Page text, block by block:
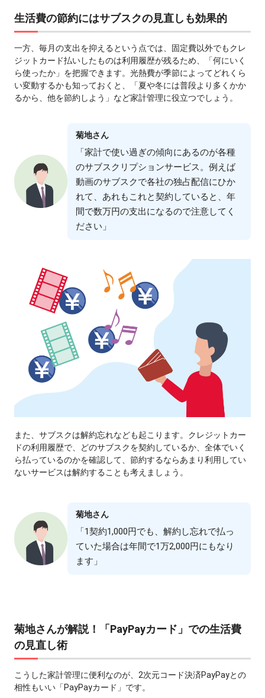
⽣活費の節約にはサブスクの⾒直しも効果的
⼀⽅、毎⽉の⽀出を抑えるという点では、固定費以外でもクレ
ジットカード払いしたものは利⽤履歴が残るため、「何にいく
ら使ったか」を把握できます。光熱費が季節によってどれくら
い変動するかも知っておくと、「夏や冬には普段より多くかか
るから、他を節約しよう」など家計管理に役⽴つでしょう。
菊地さん
「家計で使い過ぎの傾向にあるのが各種
のサブスクリプションサービス。例えば
動画のサブスクで各社の独占配信にひか
れて、あれもこれと契約していると、年
間で数万円の⽀出になるので注意してく
ださい」
また、サブスクは解約忘れなども起こります。クレジットカー
ドの利⽤履歴で、どのサブスクを契約しているか、全体でいく
ら払っているのかを確認して、節約するならあまり利⽤してい
ないサービスは解約することも考えましょう。
菊地さん
「1契約1,000円でも、解約し忘れで払っ
ていた場合は年間で1万2,000円にもなり
ます」
菊地さんが解説！「PayPayカード」での⽣活費
の⾒直し術
こうした家計管理に便利なのが、2次元コード決済PayPayとの
相性もいい「PayPayカード」です。